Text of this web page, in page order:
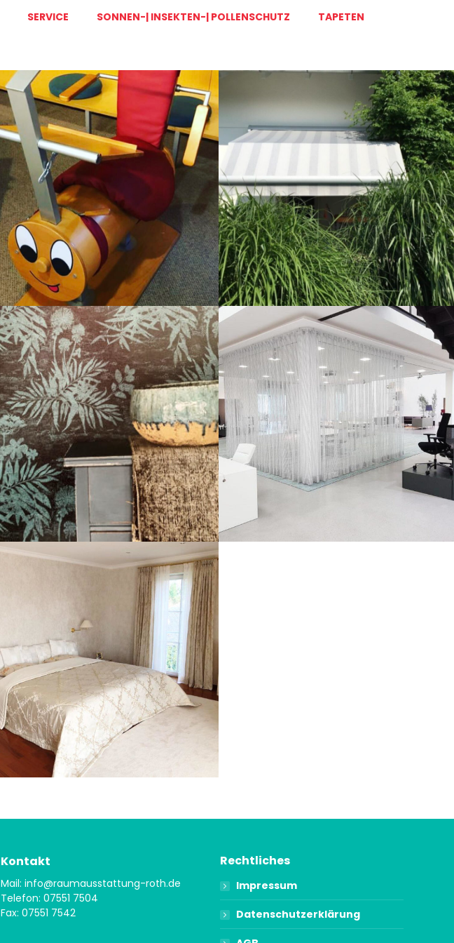
SERVICE SONNEN-| INSEKTEN-| POLLENSCHUTZ TAPETEN
Kontakt
Mail: info@raumausstattung-roth.de
Telefon: 07551 7504
Fax: 07551 7542
Rechtliches
Impressum
Datenschutzerklärung